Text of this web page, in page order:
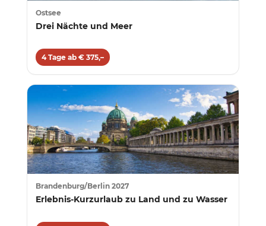
Ostsee
Drei Nächte und Meer
4 Tage ab € 375,–
Brandenburg/Berlin 2027
Erlebnis-Kurzurlaub zu Land und zu Wasser